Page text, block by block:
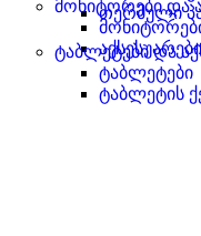
თერმული
მონიტორები და
აქსესუარები
ტაბლეტები და
ტაბლეტები
ტაბლეტის